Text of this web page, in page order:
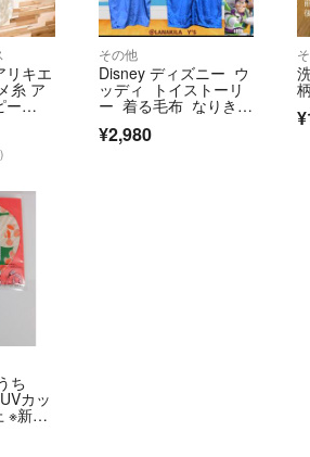
リキエ
糸 ア
ー
リー
その他
Disney ディズニー ウ
ッディ トイストーリ
ー 着る毛布 なりき
り 防寒対策
¥2,980
ち
カッ
※新品